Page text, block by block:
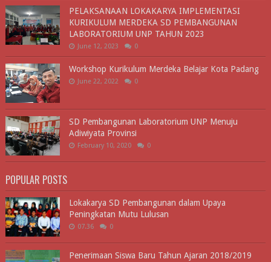
PELAKSANAAN LOKAKARYA IMPLEMENTASI
KURIKULUM MERDEKA SD PEMBANGUNAN
LABORATORIUM UNP TAHUN 2023
June 12, 2023 0
Workshop Kurikulum Merdeka Belajar Kota Padang
June 22, 2022 0
SD Pembangunan Laboratorium UNP Menuju
Adiwiyata Provinsi
February 10, 2020 0
POPULAR POSTS
Lokakarya SD Pembangunan dalam Upaya
Peningkatan Mutu Lulusan
07.36 0
Penerimaan Siswa Baru Tahun Ajaran 2018/2019